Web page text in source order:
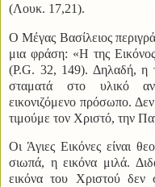
(Λουκ. 17,21).
Ο Μέγας Βασίλειος
μια φράση: «Η της
(P.G. 32, 149). Δηλαδή, η
σταματά στο υλικό
εικονιζόμενο πρόσωπο.
τιμούμε τον Χριστό, την
Οι Άγιες Εικόνες είναι
σιωπά, η εικόνα μιλά.
εικόνα του Χριστού